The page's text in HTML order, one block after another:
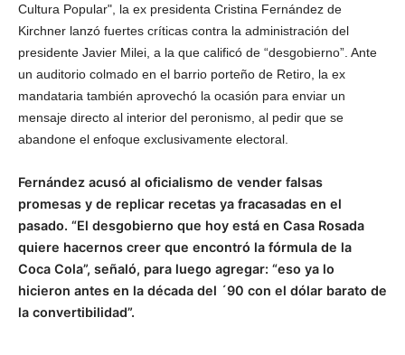
Cultura Popular", la ex presidenta Cristina Fernández de
Kirchner lanzó fuertes críticas contra la administración del
presidente Javier Milei, a la que calificó de “desgobierno”. Ante
un auditorio colmado en el barrio porteño de Retiro, la ex
mandataria también aprovechó la ocasión para enviar un
mensaje directo al interior del peronismo, al pedir que se
abandone el enfoque exclusivamente electoral.
Fernández acusó al oficialismo de vender falsas
promesas y de replicar recetas ya fracasadas en el
pasado. “El desgobierno que hoy está en Casa Rosada
quiere hacernos creer que encontró la fórmula de la
Coca Cola”, señaló, para luego agregar: “eso ya lo
hicieron antes en la década del ´90 con el dólar barato de
la convertibilidad”.